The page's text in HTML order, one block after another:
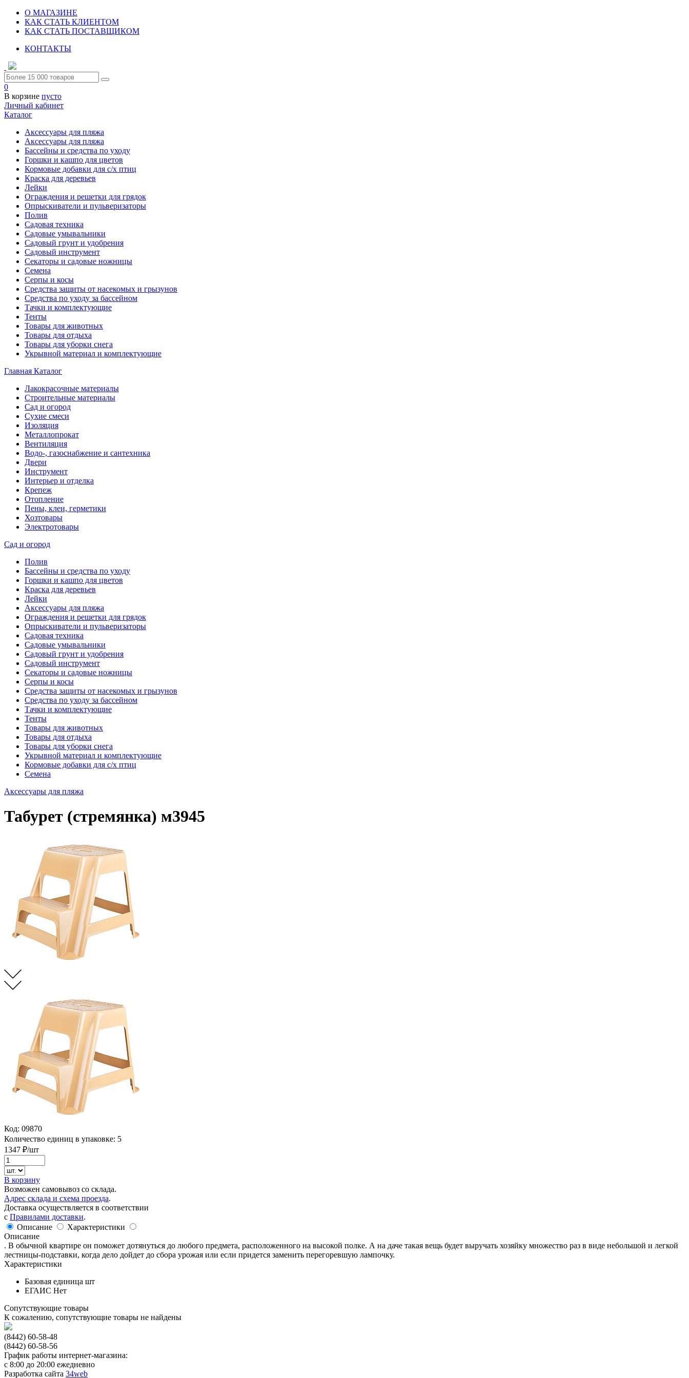
О МАГАЗИНЕ
КАК СТАТЬ КЛИЕНТОМ
КАК СТАТЬ ПОСТАВЩИКОМ
КОНТАКТЫ
0
В корзине пусто
Личный кабинет
Каталог
Аксессуары для пляжа
Аксессуары для пляжа
Бассейны и средства по уходу
Горшки и кашпо для цветов
Кормовые добавки для с/х птиц
Краска для деревьев
Лейки
Ограждения и решетки для грядок
Опрыскиватели и пульверизаторы
Полив
Садовая техника
Садовые умывальники
Садовый грунт и удобрения
Садовый инструмент
Секаторы и садовые ножницы
Семена
Серпы и косы
Средства защиты от насекомых и грызунов
Средства по уходу за бассейном
Тачки и комплектующие
Тенты
Товары для животных
Товары для отдыха
Товары для уборки снега
Укрывной материал и комплектующие
Главная Каталог
Лакокрасочные материалы
Строительные материалы
Сад и огород
Сухие смеси
Изоляция
Металлопрокат
Вентиляция
Водо-, газоснабжение и сантехника
Двери
Инструмент
Интерьер и отделка
Крепеж
Отопление
Пены, клеи, герметики
Хозтовары
Электротовары
Сад и огород
Полив
Бассейны и средства по уходу
Горшки и кашпо для цветов
Краска для деревьев
Лейки
Аксессуары для пляжа
Ограждения и решетки для грядок
Опрыскиватели и пульверизаторы
Садовая техника
Садовые умывальники
Садовый грунт и удобрения
Садовый инструмент
Секаторы и садовые ножницы
Серпы и косы
Средства защиты от насекомых и грызунов
Средства по уходу за бассейном
Тачки и комплектующие
Тенты
Товары для животных
Товары для отдыха
Товары для уборки снега
Укрывной материал и комплектующие
Кормовые добавки для с/х птиц
Семена
Аксессуары для пляжа
Табурет (стремянка) м3945
Код: 09870
Количество единиц в упаковке: 5
1347 ₽/шт
В корзину
Возможен самовывоз со склада.
Адрес склада и схема проезда.
Доставка осуществляется в соответствии
с Правилами доставки.
Описание
Характеристики
Описание
. В обычной квартире он поможет дотянуться до любого предмета, расположенного на высокой полке. А на даче такая вещь будет выручать хозяйку множество раз в виде небольшой и легкой
лестницы-подставки, когда дело дойдет до сбора урожая или если придется заменить перегоревшую лампочку.
Характеристики
Базовая единица шт
ЕГАИС Нет
Сопутствующие товары
К сожалению, сопутствующие товары не найдены
(8442) 60-58-48
(8442) 60-58-56
График работы интернет-магазина:
с 8:00 до 20:00 ежедневно
Разработка сайта 34web